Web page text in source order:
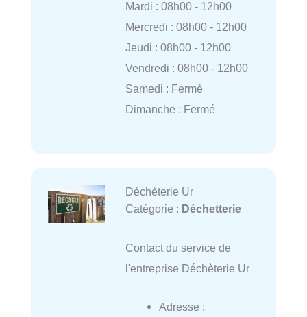
Mardi : 08h00 - 12h00
Mercredi : 08h00 - 12h00
Jeudi : 08h00 - 12h00
Vendredi : 08h00 - 12h00
Samedi : Fermé
Dimanche : Fermé
Déchèterie Ur
Catégorie : Déchetterie
Contact du service de
l'entreprise Déchèterie Ur
Adresse :